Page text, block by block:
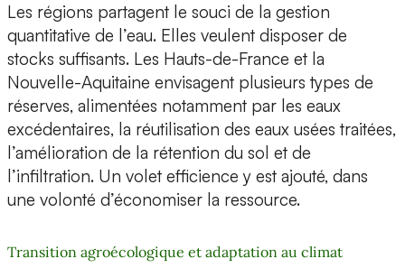
Les régions partagent le souci de la gestion
quantitative de l’eau. Elles veulent disposer de
stocks suffisants. Les Hauts-de-France et la
Nouvelle-Aquitaine envisagent plusieurs types de
réserves, alimentées notamment par les eaux
excédentaires, la réutilisation des eaux usées traitées,
l’amélioration de la rétention du sol et de
l’infiltration. Un volet efficience y est ajouté, dans
une volonté d’économiser la ressource.
Transition agroécologique et adaptation au climat